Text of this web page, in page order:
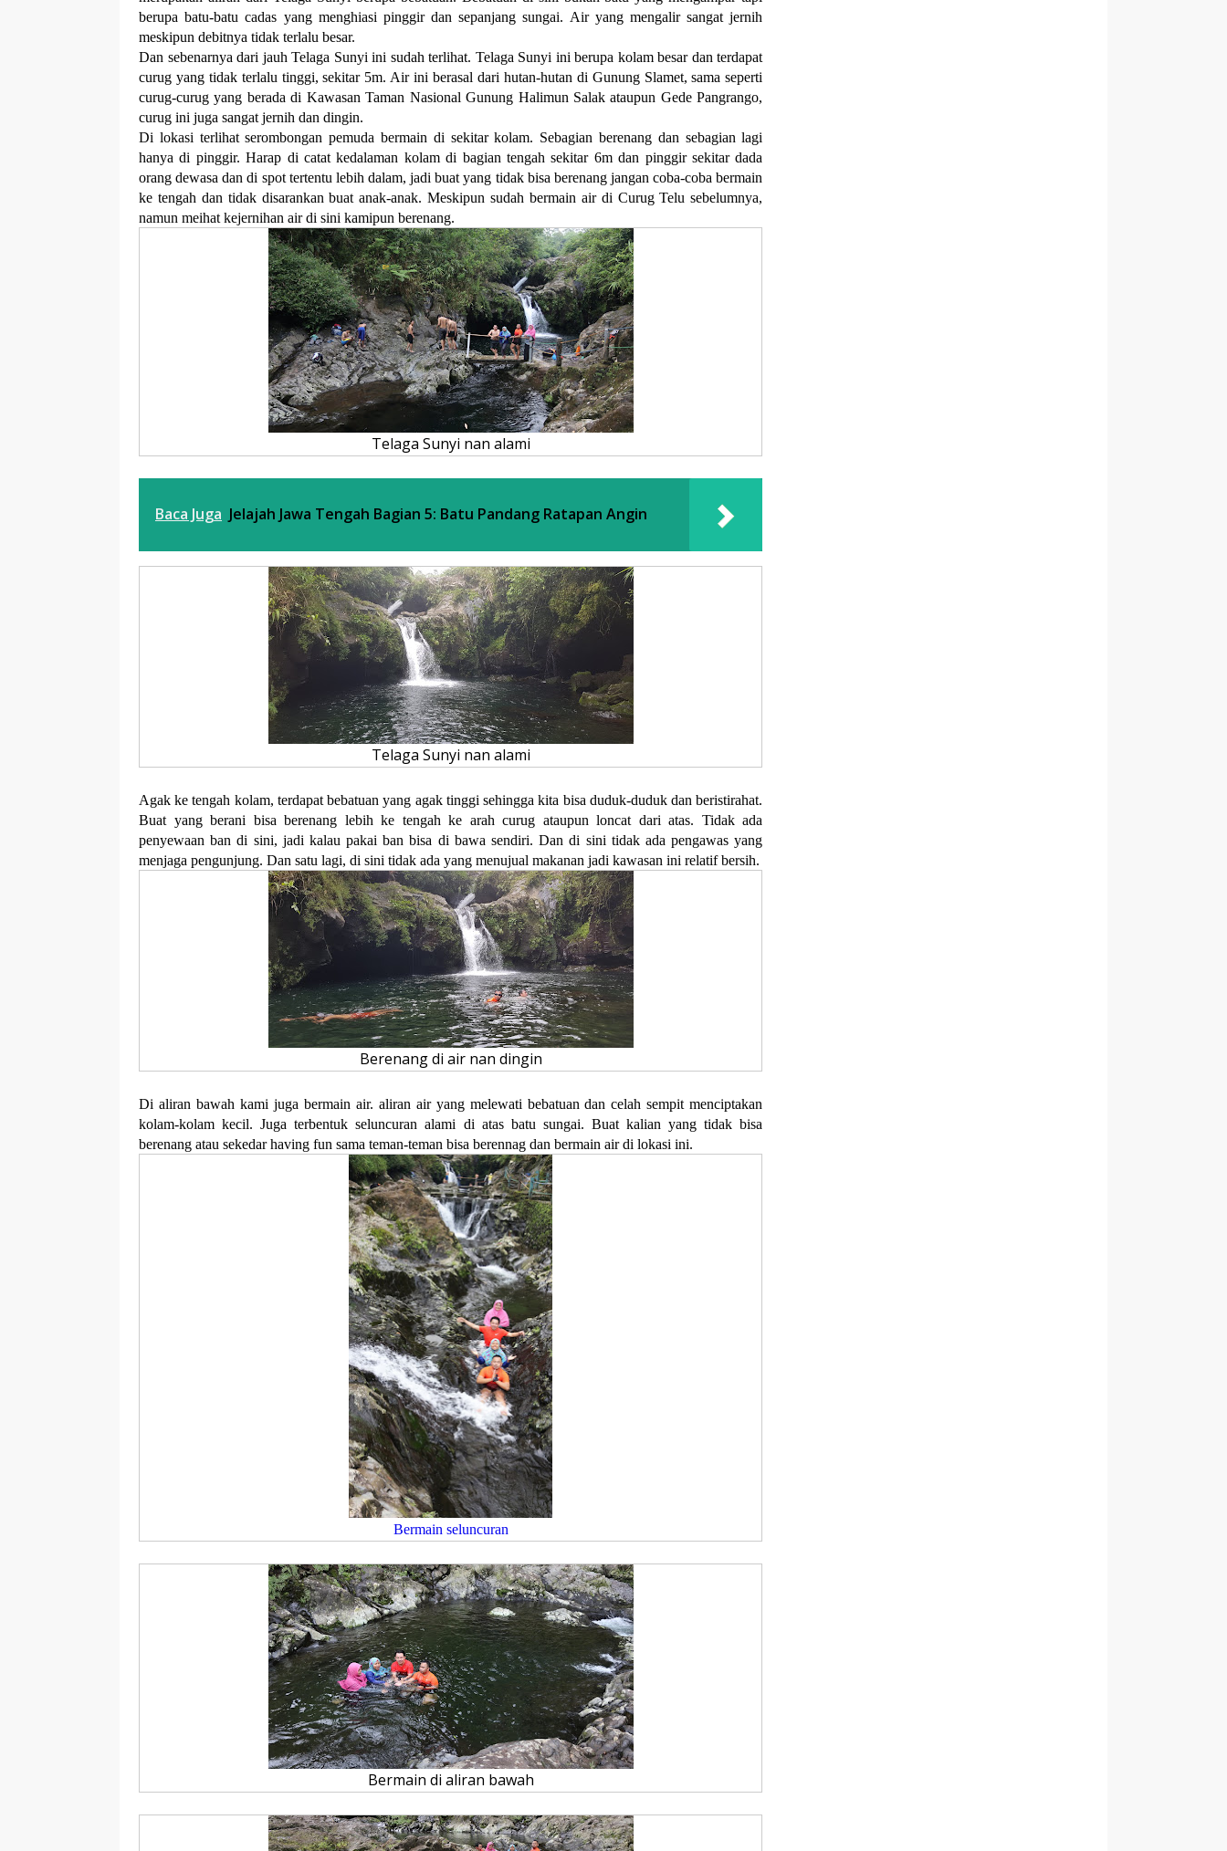
berupa batu-batu cadas yang menghiasi pinggir dan sepanjang sungai. Air yang mengalir sangat jernih
meskipun debitnya tidak terlalu besar.
Dan sebenarnya dari jauh Telaga Sunyi ini sudah terlihat. Telaga Sunyi ini berupa kolam besar dan terdapat
curug yang tidak terlalu tinggi, sekitar 5m. Air ini berasal dari hutan-hutan di Gunung Slamet, sama seperti
curug-curug yang berada di Kawasan Taman Nasional Gunung Halimun Salak ataupun Gede Pangrango,
curug ini juga sangat jernih dan dingin.
Di lokasi terlihat serombongan pemuda bermain di sekitar kolam. Sebagian berenang dan sebagian lagi
hanya di pinggir. Harap di catat kedalaman kolam di bagian tengah sekitar 6m dan pinggir sekitar dada
orang dewasa dan di spot tertentu lebih dalam, jadi buat yang tidak bisa berenang jangan coba-coba bermain
ke tengah dan tidak disarankan buat anak-anak. Meskipun sudah bermain air di Curug Telu sebelumnya,
namun meihat kejernihan air di sini kamipun berenang.
Telaga Sunyi nan alami
Baca Juga Jelajah Jawa Tengah Bagian 5: Batu Pandang Ratapan Angin
Telaga Sunyi nan alami
Agak ke tengah kolam, terdapat bebatuan yang agak tinggi sehingga kita bisa duduk-duduk dan beristirahat.
Buat yang berani bisa berenang lebih ke tengah ke arah curug ataupun loncat dari atas. Tidak ada
penyewaan ban di sini, jadi kalau pakai ban bisa di bawa sendiri. Dan di sini tidak ada pengawas yang
menjaga pengunjung. Dan satu lagi, di sini tidak ada yang menujual makanan jadi kawasan ini relatif bersih.
Berenang di air nan dingin
Di aliran bawah kami juga bermain air. aliran air yang melewati bebatuan dan celah sempit menciptakan
kolam-kolam kecil. Juga terbentuk seluncuran alami di atas batu sungai. Buat kalian yang tidak bisa
berenang atau sekedar having fun sama teman-teman bisa berennag dan bermain air di lokasi ini.
Bermain seluncuran
Bermain di aliran bawah